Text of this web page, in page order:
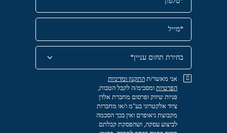
אני מאשר/ת התקנון ומדיניות
הפרטיות ומסכימ/ה לקבל הטבות,
פניות שיווק ופרסום מחברת אלדן
ציוד אלקטרוני בע"מ ו/או מחברות
מקבוצת ניאופרם ואין בכך הסכמה
לביצוע עסקה, ושהפסקת קבלתם